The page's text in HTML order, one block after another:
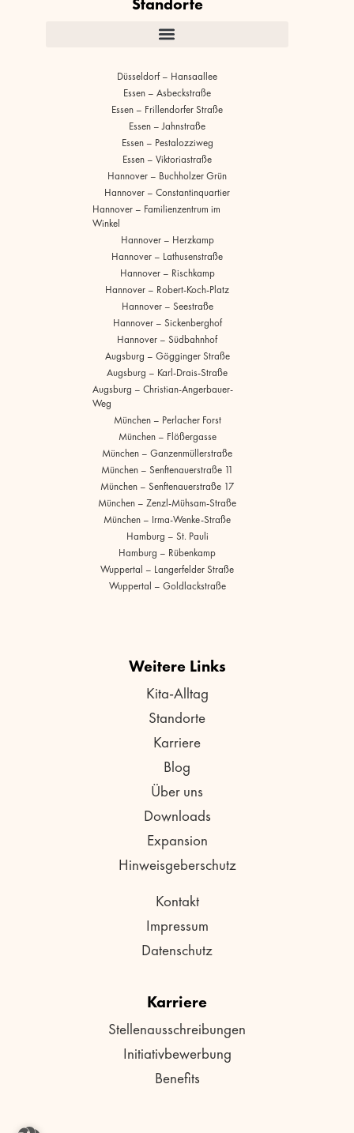
Düsseldorf – Hansaallee
Essen – Asbeckstraße
Essen – Frillendorfer Straße
Essen – Jahnstraße
Essen – Pestalozziweg
Essen – Viktoriastraße
Hannover – Buchholzer Grün
Hannover – Constantinquartier
Hannover – Familienzentrum im
Winkel
Hannover – Herzkamp
Hannover – Lathusenstraße
Hannover – Rischkamp
Hannover – Robert-Koch-Platz
Hannover – Seestraße
Hannover – Sickenberghof
Hannover – Südbahnhof
Augsburg – Gögginger Straße
Augsburg – Karl-Drais-Straße
Augsburg – Christian-Angerbauer-
Weg
München – Perlacher Forst
München – Flößergasse
München – Ganzenmüllerstraße
München – Senftenauerstraße 11
München – Senftenauerstraße 17
München – Zenzl-Mühsam-Straße
München – Irma-Wenke-Straße
Hamburg – St. Pauli
Hamburg – Rübenkamp
Wuppertal – Langerfelder Straße
Wuppertal – Goldlackstraße
Weitere Links
Kita-Alltag
Standorte
Karriere
Blog
Über uns
Downloads
Expansion
Hinweisgeberschutz
Kontakt
Impressum
Datenschutz
Karriere
Stellenausschreibungen
Initiativbewerbung
Benefits